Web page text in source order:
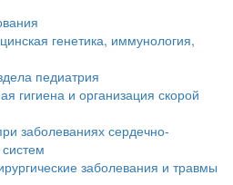
генетика, иммунология,
педиатрия
гигиена и организация скорой
заболеваниях сердечно-
заболевания и травмы